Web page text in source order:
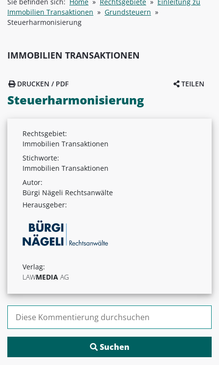
Immobilien Transaktionen » Grundsteuern »
Steuerharmonisierung
IMMOBILIEN TRANSAKTIONEN
TEILEN
DRUCKEN / PDF
Steuerharmonisierung
Rechtsgebiet:
Immobilien Transaktionen
Stichworte:
Immobilien Transaktionen
Autor:
Bürgi Nägeli Rechtsanwälte
Herausgeber:
Verlag:
LAWMEDIA AG
Suchen nach: